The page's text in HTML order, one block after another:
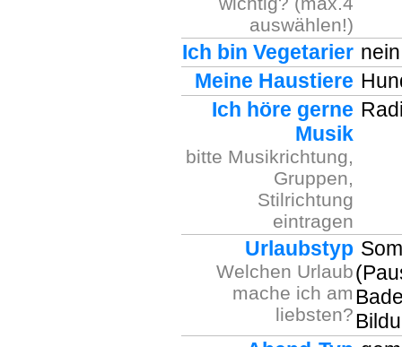
auswählen!)
Ich bin Vegetarier nein
Meine Haustiere
Ich höre gerne
Musik
bitte Musikrichtung,
Gruppen,
Stilrichtung
eintragen
Urlaubstyp
Welchen Urlaub
mache ich am
liebsten?